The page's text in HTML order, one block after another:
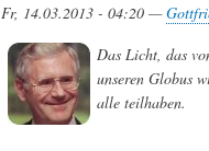
Fr, 14.03.2013 - 04:20 —
Das Licht, das
unseren Globus
alle teilhaben.